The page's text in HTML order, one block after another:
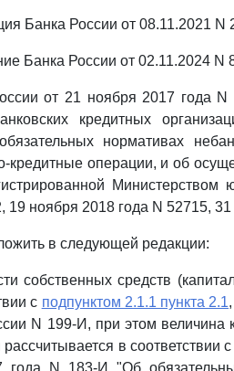
Банка России от 08.11.2021 N
Банка России от 02.11.2024 N
от 21 ноября 2017 года
кредитных
нормативах
кредитные операции, и об
Министерством
ноября 2018 года N 52715,
в следующей редакции:
собственных средств
с подпунктом 2.1.1 пункта 2.1,
N 199-И, при этом величина
в соответствии с
года N 183-И "Об